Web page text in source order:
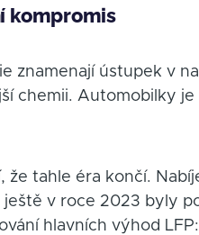
kompromis
znamenají ústupek v
chemii. Automobilky je
že tahle éra končí.
v roce 2023 byly
hlavních výhod